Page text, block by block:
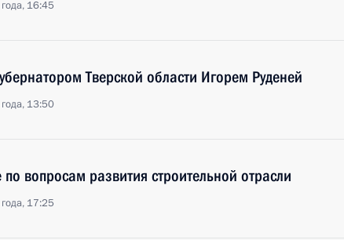
16:45
Тверской области Игорем Руденей
13:50
вопросам развития строительной отрасли
17:25